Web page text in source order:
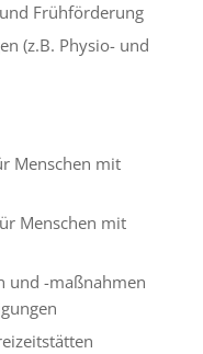
Frühförderung
(z.B. Physio- und
Menschen mit
Menschen mit
und -maßnahmen